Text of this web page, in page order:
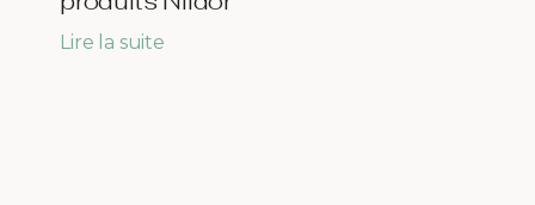
Lire la suite